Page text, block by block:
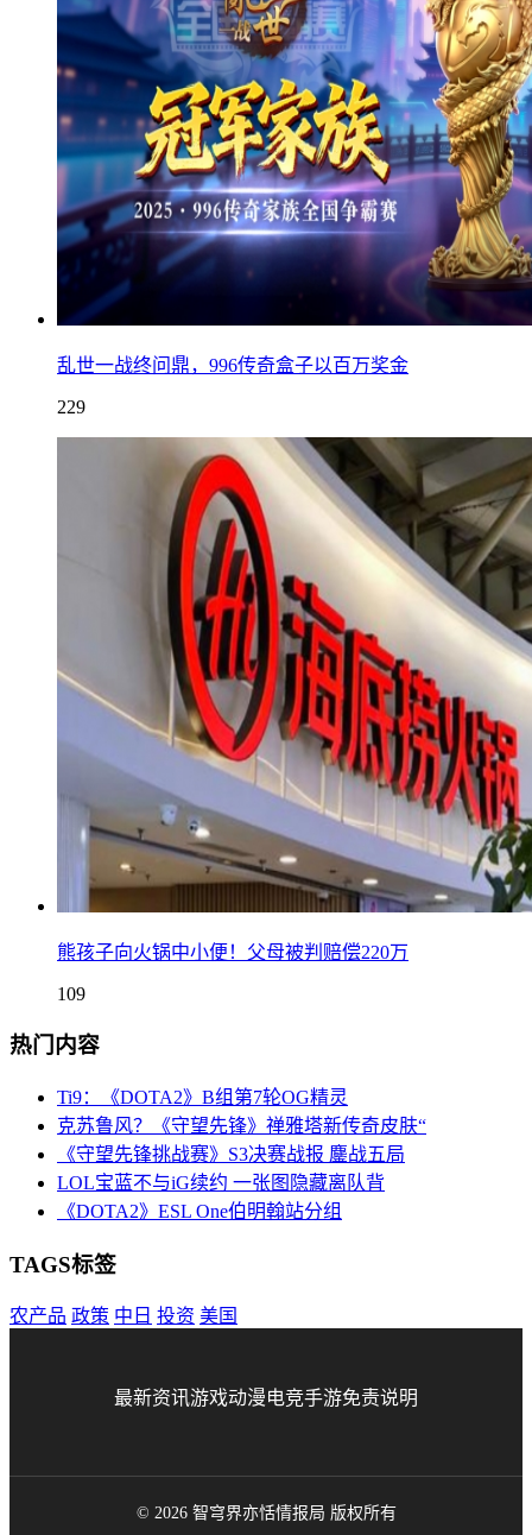
乱世一战终问鼎，996传奇盒子以百万奖金
229
熊孩子向火锅中小便！父母被判赔偿220万
109
热门内容
Ti9：《DOTA2》B组第7轮OG精灵
克苏鲁风？《守望先锋》禅雅塔新传奇皮肤“
《守望先锋挑战赛》S3决赛战报 鏖战五局
LOL宝蓝不与iG续约 一张图隐藏离队背
《DOTA2》ESL One伯明翰站分组
TAGS标签
农产品 政策 中日 投资 美国
最新资讯游戏动漫电竞手游免责说明
© 2026 智穹界亦恬情报局 版权所有